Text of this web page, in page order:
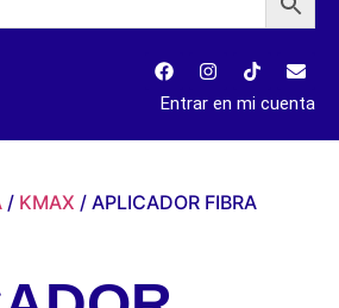
Entrar en mi cuenta
/ KMAX / APLICADOR FIBRA